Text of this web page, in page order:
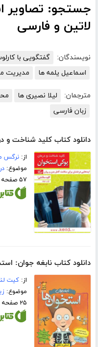
جستجو: تصاویر
لاتین و فارسی
نویسندگان: گفتگویی با
اسماعیل یلمه ها
مدیریت
مترجمان: لیلا نصیری ها
زبان فارسی
دانلود کتاب کلید شناخت و
از:نرگس
موضوع:
۵۷ صفحه
دانلود کتاب نابغه جوان:
از:کیت
موضوع:
۲۵ صفحه